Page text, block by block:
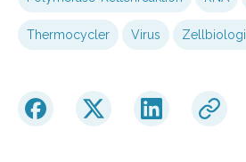
Thermocycler Virus